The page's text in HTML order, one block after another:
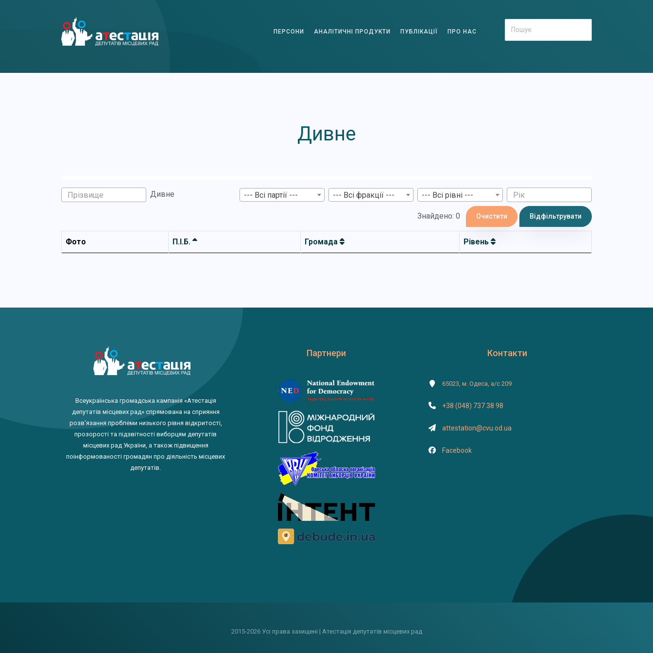
ПЕРСОНИ АНАЛІТИЧНІ ПРОДУКТИ ПУБЛІКАЦІЇ ПРО НАС
Дивне
Дивне --- Всі партії --- --- Всі фракції --- --- Всі рівні ---
Знайдено: 0 Очистити Відфільтрувати
Фото П.І.Б. Громада Рівень
Всеукраїнська громадська кампанія «Атестація
депутатів місцевих рад» спрямована на сприяння
розв'язання проблеми низького рівня відкритості,
прозорості та підзвітності виборцям депутатів
місцевих рад України, а також підвищення
поінформованості громадян про діяльність місцевих
депутатів.
Партнери Контакти
65023, м. Одеса, а/с 209
+38 (048) 737 38 98
attestation@cvu.od.ua
Facebook
2015-2026 Усі права захищені | Атестація депутатів місцевих рад